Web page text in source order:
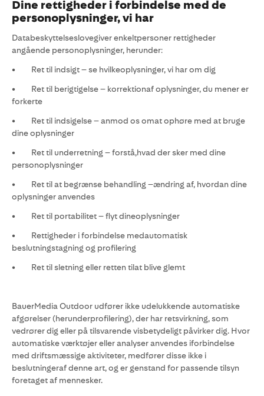
Dine rettigheder i forbindelse med de
personoplysninger, vi har
Databeskyttelseslovegiver enkeltpersoner rettigheder
angående personoplysninger, herunder:
• Ret til indsigt – se hvilkeoplysninger, vi har om dig
• Ret til berigtigelse – korrektionaf oplysninger, du mener er
forkerte
• Ret til indsigelse – anmod os omat ophøre med at bruge
dine oplysninger
• Ret til underretning – forstå,hvad der sker med dine
personoplysninger
• Ret til at begrænse behandling –ændring af, hvordan dine
oplysninger anvendes
• Ret til portabilitet – flyt dineoplysninger
• Rettigheder i forbindelse medautomatisk
beslutningstagning og profilering
• Ret til sletning eller retten tilat blive glemt
BauerMedia Outdoor udfører ikke udelukkende automatiske
afgørelser (herunderprofilering), der har retsvirkning, som
vedrører dig eller på tilsvarende visbetydeligt påvirker dig. Hvor
automatiske værktøjer eller analyser anvendes iforbindelse
med driftsmæssige aktiviteter, medfører disse ikke i
beslutningeraf denne art, og er genstand for passende tilsyn
foretaget af mennesker.